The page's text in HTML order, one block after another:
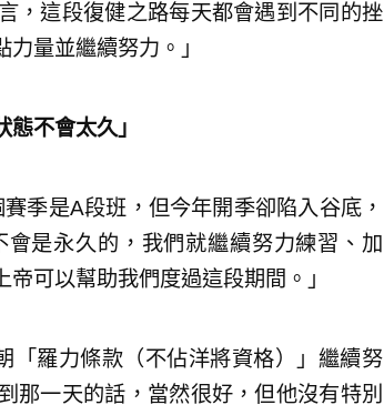
，這段復健之路每天都會遇到不同的挫
量並繼續努力。」
不會太久」
季是A段班，但今年開季卻陷入谷底，
是永久的，我們就繼續努力練習、加
可以幫助我們度過這段期間。」
「羅力條款（不佔洋將資格）」繼續努
那一天的話，當然很好，但他沒有特別